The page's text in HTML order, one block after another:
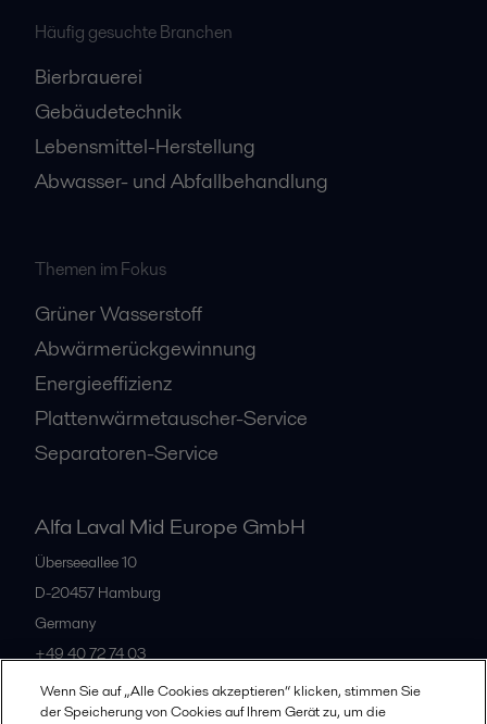
Häufig gesuchte Branchen
Bierbrauerei
Gebäudetechnik
Lebensmittel-Herstellung
Abwasser- und Abfallbehandlung
Themen im Fokus
Grüner Wasserstoff
Abwärmerückgewinnung
Energieeffizienz
Plattenwärmetauscher-Service
Separatoren-Service
Alfa Laval Mid Europe GmbH
Überseeallee 10
D-20457 Hamburg
Germany
+49 40 72 74 03
Wenn Sie auf „Alle Cookies akzeptieren“ klicken, stimmen Sie
der Speicherung von Cookies auf Ihrem Gerät zu, um die